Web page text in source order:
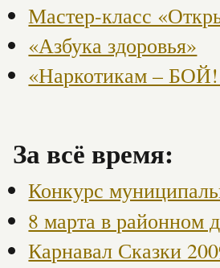
Мастер-класс
«Азбука здоровья»
«Наркотикам –
За всё время:
Конкурс
8 марта в районном
Карнавал Сказки